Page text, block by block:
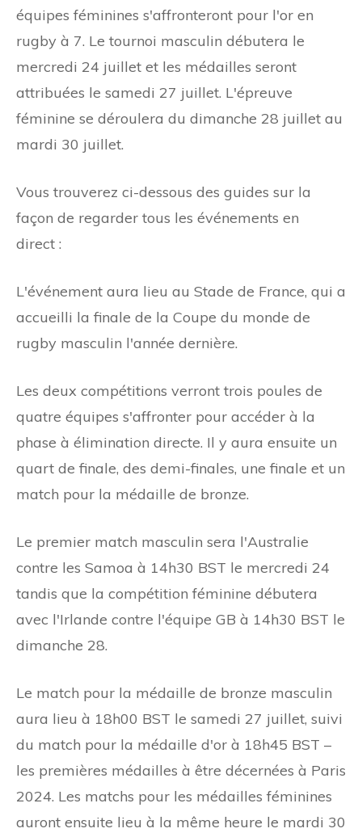
équipes féminines s'affronteront pour l'or en
rugby à 7. Le tournoi masculin débutera le
mercredi 24 juillet et les médailles seront
attribuées le samedi 27 juillet. L'épreuve
féminine se déroulera du dimanche 28 juillet au
mardi 30 juillet.
Vous trouverez ci-dessous des guides sur la
façon de regarder tous les événements en
direct :
L'événement aura lieu au Stade de France, qui a
accueilli la finale de la Coupe du monde de
rugby masculin l'année dernière.
Les deux compétitions verront trois poules de
quatre équipes s'affronter pour accéder à la
phase à élimination directe. Il y aura ensuite un
quart de finale, des demi-finales, une finale et un
match pour la médaille de bronze.
Le premier match masculin sera l'Australie
contre les Samoa à 14h30 BST le mercredi 24
tandis que la compétition féminine débutera
avec l'Irlande contre l'équipe GB à 14h30 BST le
dimanche 28.
Le match pour la médaille de bronze masculin
aura lieu à 18h00 BST le samedi 27 juillet, suivi
du match pour la médaille d'or à 18h45 BST –
les premières médailles à être décernées à Paris
2024. Les matchs pour les médailles féminines
auront ensuite lieu à la même heure le mardi 30